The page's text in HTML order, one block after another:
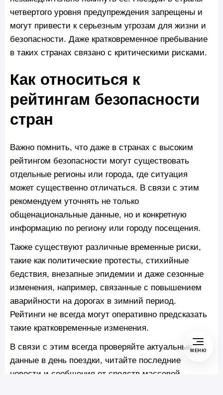
четвертого уровня предупреждения запрещены и
могут привести к серьезным угрозам для жизни и
безопасности. Даже кратковременное пребывание
в таких странах связано с критическими рисками.
Как относиться к
рейтингам безопасности
стран
Важно помнить, что даже в странах с высоким
рейтингом безопасности могут существовать
отдельные регионы или города, где ситуация
может существенно отличаться. В связи с этим
рекомендуем уточнять не только
общенациональные данные, но и конкретную
информацию по региону или городу посещения.
Также существуют различные временные риски,
такие как политические протесты, стихийные
бедствия, внезапные эпидемии и даже сезонные
изменения, например, связанные с повышением
аварийности на дорогах в зимний период.
Рейтинги не всегда могут оперативно предсказать
такие кратковременные изменения.
В связи с этим всегда проверяйте актуальные
данные в день поездки, читайте последние
новости и сообщения от средств массовой
МЕНЮ